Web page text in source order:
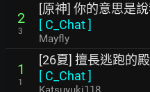
2
3
[原神] 你的意思是
[ C_Chat]
Mayfly
1
1
[26夏] 擅長逃跑的
[ C_Chat]